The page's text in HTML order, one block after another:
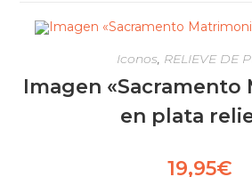
Iconos, RELIEVE DE
Imagen «Sacramento
en plata
19,95€